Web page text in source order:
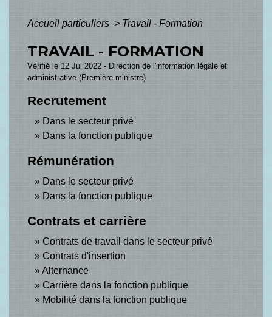
Accueil particuliers > Travail - Formation
TRAVAIL - FORMATION
Vérifié le 12 Jul 2022 - Direction de l'information légale et
administrative (Première ministre)
Recrutement
Dans le secteur privé
Dans la fonction publique
Rémunération
Dans le secteur privé
Dans la fonction publique
Contrats et carrière
Contrats de travail dans le secteur privé
Contrats d'insertion
Alternance
Carrière dans la fonction publique
Mobilité dans la fonction publique